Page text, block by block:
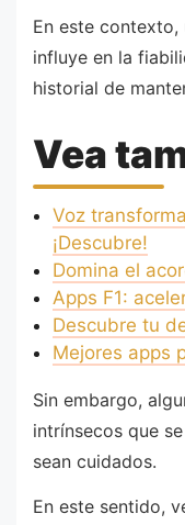
En este
influye en la
historial de
Vea
Voz
¡Descubre!
Domina el
Apps F1:
Descubre tu
Mejores apps
Sin embargo,
intrínsecos que
sean cuidados.
En este sentido,